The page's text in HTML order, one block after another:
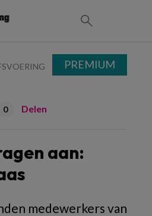
0 Delen
aan:
medewerkers van
PREMIUM